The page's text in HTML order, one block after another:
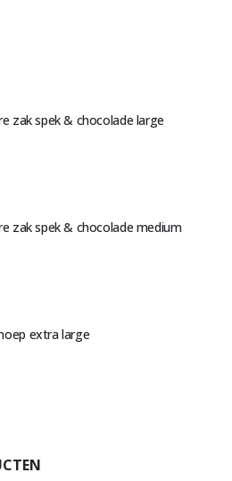
zak spek & chocolade large
zak spek & chocolade medium
extra large